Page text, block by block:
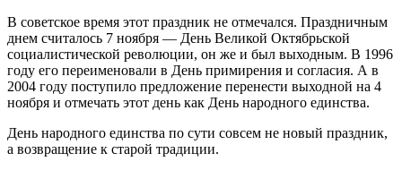
В советское время этот праздник не отмечался. Праздничным
днем считалось 7 ноября — День Великой Октябрьской
социалистической революции, он же и был выходным. В 1996
году его переименовали в День примирения и согласия. А в
2004 году поступило предложение перенести выходной на 4
ноября и отмечать этот день как День народного единства.
День народного единства по сути совсем не новый праздник,
а возвращение к старой традиции.